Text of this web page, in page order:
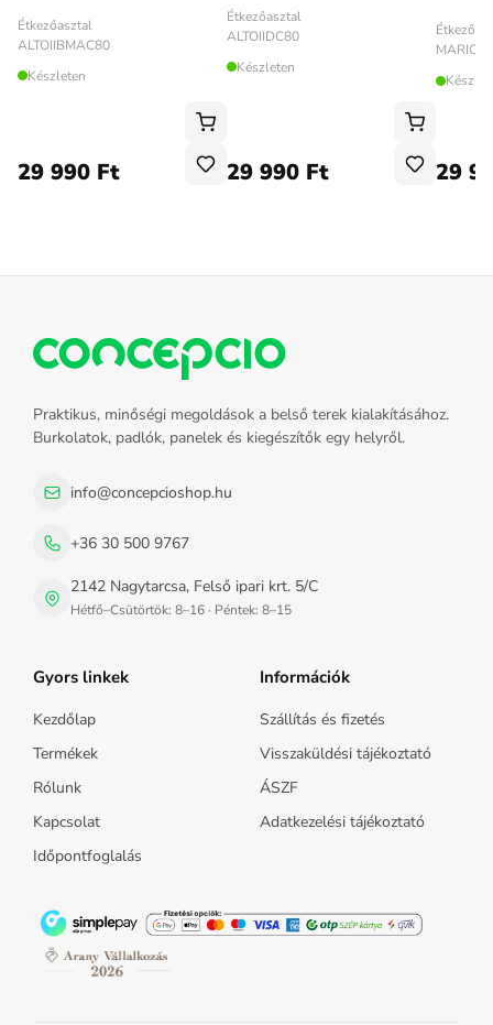
Étkezőasztal
ALTOIIBMAC80
Készleten
29 990 Ft
Étkezőasztal
ALTOIIDC80
Készleten
29 990 Ft 29
Praktikus, minőségi megoldások a belső terek kialakításához.
Burkolatok, padlók, panelek és kiegészítők egy helyről.
info@concepcioshop.hu
+36 30 500 9767
2142 Nagytarcsa, Felső ipari krt. 5/C
Hétfő–Csütörtök: 8–16 · Péntek: 8–15
Gyors linkek
Kezdőlap
Termékek
Rólunk
Kapcsolat
Időpontfoglalás
Információk
Szállítás és fizetés
Visszaküldési tájékoztató
ÁSZF
Adatkezelési tájékoztató